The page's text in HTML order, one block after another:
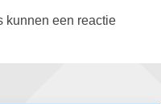
kunnen een reactie